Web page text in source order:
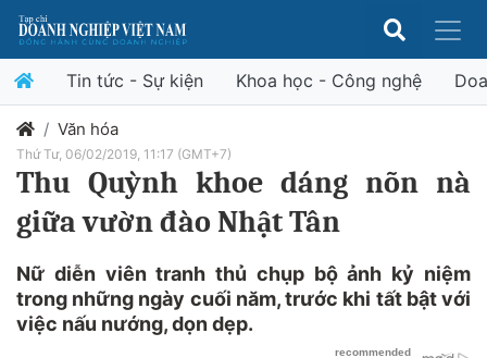
Tin tức - Sự kiện Khoa học - Công nghệ
Văn hóa
Thứ Tư, 06/02/2019, 11:17 (GMT+7)
Thu Quỳnh khoe dáng nõn nà
giữa vườn đào Nhật Tân
Nữ diễn viên tranh thủ chụp bộ ảnh kỷ niệm
trong những ngày cuối năm, trước khi tất bật với
việc nấu nướng, dọn dẹp.